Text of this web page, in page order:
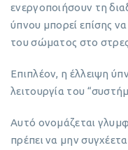
ενεργοποιήσουν τη
ύπνου μπορεί επίσης
του σώματος στο
Επιπλέον, η έλλειψη
λειτουργία του
Αυτό ονομάζεται
πρέπει να μην